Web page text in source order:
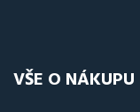
VŠE O NÁKUPU